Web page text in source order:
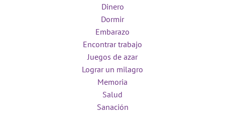
Dinero
Dormir
Embarazo
Encontrar trabajo
Juegos de azar
Lograr un milagro
Memoria
Salud
Sanación